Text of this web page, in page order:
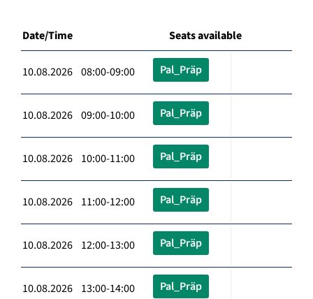
Date/Time Seats available
10.08.2026 08:00-09:00 Pal_Präp
10.08.2026 09:00-10:00 Pal_Präp
10.08.2026 10:00-11:00 Pal_Präp
10.08.2026 11:00-12:00 Pal_Präp
10.08.2026 12:00-13:00 Pal_Präp
10.08.2026 13:00-14:00 Pal_Präp